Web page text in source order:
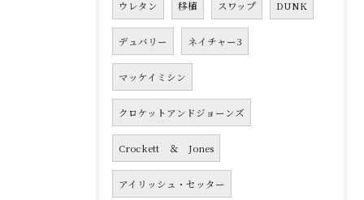
ウレタン 移植 スワップ DUNK
デュバリー ネイチャー3
マッケイミシン
クロケットアンドジョーンズ
Crockett ＆ Jones
アイリッシュ・セッター